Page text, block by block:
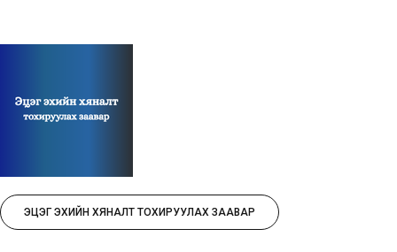
ЭЦЭГ ЭХИЙН ХЯНАЛТ ТОХИРУУЛАХ ЗААВАР